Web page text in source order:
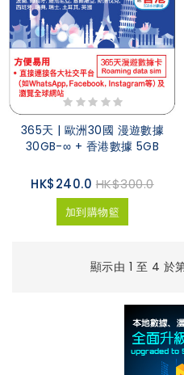
365天 | 歐洲30國 漫遊數據
30GB-∞ + 香港數據 5GB
HK$240.0 HK$300.0
加到購物籃
顯示由 1 至 4 於